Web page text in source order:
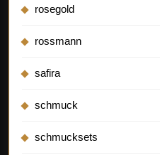
rosegold
rossmann
safira
schmuck
schmucksets